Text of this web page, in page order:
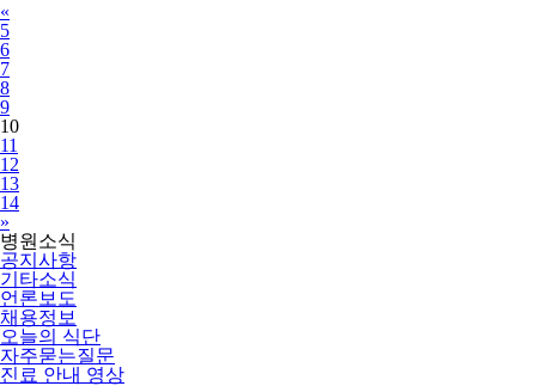
«
5
6
7
8
9
10
11
12
13
14
»
병원소식
공지사항
기타소식
언론보도
채용정보
오늘의 식단
자주묻는질문
진료 안내 영상